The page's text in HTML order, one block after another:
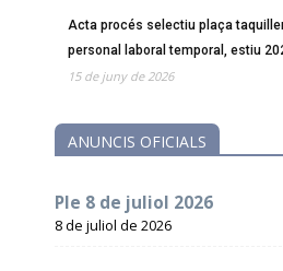
Acta procés selectiu plaça
personal laboral temporal, estiu
15 de juny de 2026
ANUNCIS OFICIALS
Ple 8 de juliol 2026
8 de juliol de 2026